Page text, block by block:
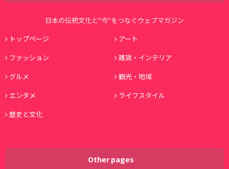
日本の伝統文化と"今"をつなぐウェブマガジン
トップページ
アート
ファッション
雑貨・インテリア
グルメ
観光・地域
エンタメ
ライフスタイル
歴史と文化
Other pages